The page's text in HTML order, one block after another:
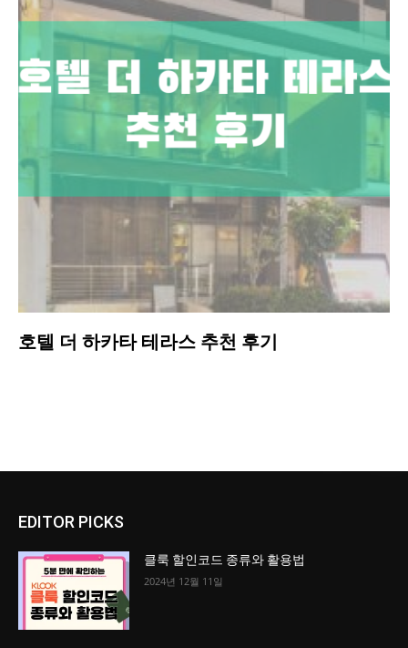
호텔 더 하카타 테라스 추천 후기
EDITOR PICKS
클룩 할인코드 종류와 활용법
2024년 12월 11일